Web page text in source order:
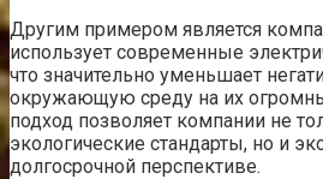
Другим примером является
использует современные
что значительно уменьшает
окружающую среду на их
подход позволяет компании не
экологические стандарты, но и
долгосрочной перспективе.